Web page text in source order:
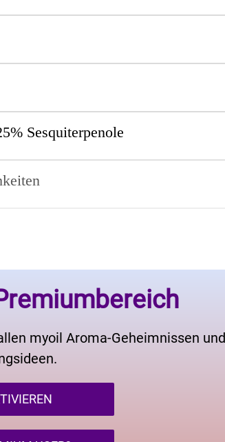
Sesquiterpenole
myoil Aroma-Geheimnissen und